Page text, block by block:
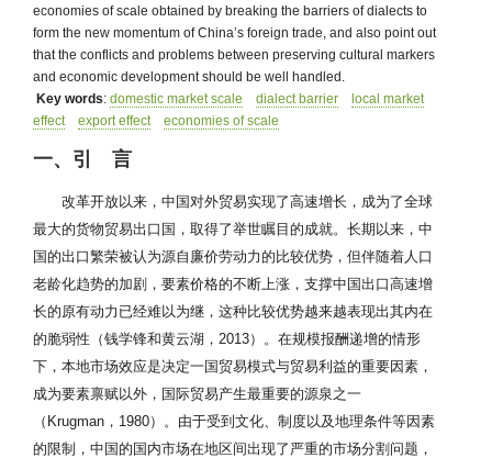
economies of scale obtained by breaking the barriers of dialects to
form the new momentum of China’s foreign trade, and also point out
that the conflicts and problems between preserving cultural markers
and economic development should be well handled.
Key words:domestic market scale dialect barrier
local market
effect
export effect economies of scale
一、引 言
改革开放以来，中国对外贸易实现了高速增长，成为了全球
最大的货物贸易出口国，取得了举世瞩目的成就。长期以来，中
国的出口繁荣被认为源自廉价劳动力的比较优势，但伴随着人口
老龄化趋势的加剧，要素价格的不断上涨，支撑中国出口高速增
长的原有动力已经难以为继，这种比较优势越来越表现出其内在
的脆弱性（钱学锋和黄云湖，2013）。在规模报酬递增的情形
下，本地市场效应是决定一国贸易模式与贸易利益的重要因素，
成为要素禀赋以外，国际贸易产生最重要的源泉之一
（Krugman，1980）。由于受到文化、制度以及地理条件等因素
的限制，中国的国内市场在地区间出现了严重的市场分割问题，